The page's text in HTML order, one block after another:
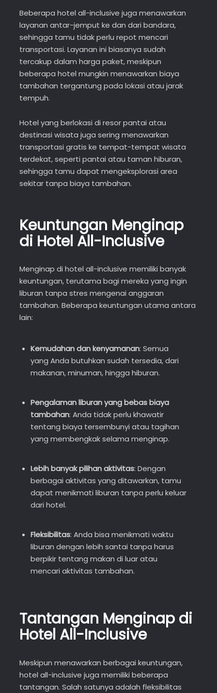
Beberapa hotel all-inclusive juga menawarkan
layanan antar-jemput ke dan dari bandara,
sehingga tamu tidak perlu repot mencari
transportasi. Layanan ini biasanya sudah
tercakup dalam harga paket, meskipun
beberapa hotel mungkin menawarkan biaya
tambahan tergantung pada lokasi atau jarak
tempuh.
Hotel yang berlokasi di resor pantai atau
destinasi wisata juga sering menawarkan
transportasi gratis ke tempat-tempat wisata
terdekat, seperti pantai atau taman hiburan,
sehingga tamu dapat mengeksplorasi area
sekitar tanpa biaya tambahan.
Keuntungan Menginap
di Hotel All-Inclusive
Menginap di hotel all-inclusive memiliki banyak
keuntungan, terutama bagi mereka yang ingin
liburan tanpa stres mengenai anggaran
tambahan. Beberapa keuntungan utama antara
lain:
Kemudahan dan kenyamanan: Semua
yang Anda butuhkan sudah tersedia, dari
makanan, minuman, hingga hiburan.
Pengalaman liburan yang bebas biaya
tambahan: Anda tidak perlu khawatir
tentang biaya tersembunyi atau tagihan
yang membengkak selama menginap.
Lebih banyak pilihan aktivitas: Dengan
berbagai aktivitas yang ditawarkan, tamu
dapat menikmati liburan tanpa perlu keluar
dari hotel.
Fleksibilitas: Anda bisa menikmati waktu
liburan dengan lebih santai tanpa harus
berpikir tentang makan di luar atau
mencari aktivitas tambahan.
Tantangan Menginap di
Hotel All-Inclusive
Meskipun menawarkan berbagai keuntungan,
hotel all-inclusive juga memiliki beberapa
tantangan. Salah satunya adalah fleksibilitas